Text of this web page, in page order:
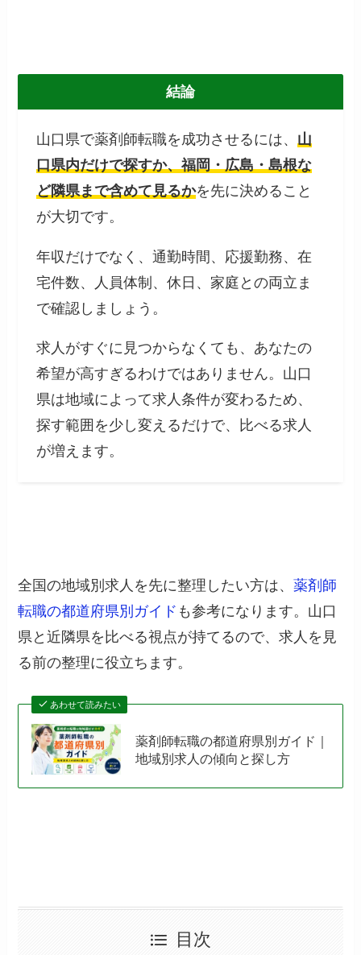
結論
山口県で薬剤師転職を成功させるには、 山
口県内だけで探すか、福岡・広島・島根な
ど隣県まで含めて見るかを先に決めること
が大切です。
年収だけでなく、通勤時間、応援勤務、在
宅件数、人員体制、休日、家庭との両立ま
で確認しましょう。
求人がすぐに見つからなくても、あなたの
希望が高すぎるわけではありません。山口
県は地域によって求人条件が変わるため、
探す範囲を少し変えるだけで、比べる求人
が増えます。
全国の地域別求人を先に整理したい方は、薬剤師
転職の都道府県別ガイド も参考になります。山口
県と近隣県を比べる視点が持てるので、求人を見
る前の整理に役立ちます。
あわせて読みたい
薬剤師転職の都道府県別ガイド｜
地域別求人の傾向と探し方
目次